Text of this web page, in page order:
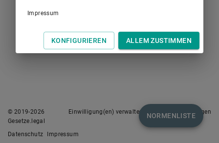
NORMENLISTE
© 2019-2026
Gesetze.legal
Einwilligung(en) verwalten Nutzungsbedingungen
Datenschutz Impressum
Impressum
KONFIGURIEREN ALLEM ZUSTIMMEN